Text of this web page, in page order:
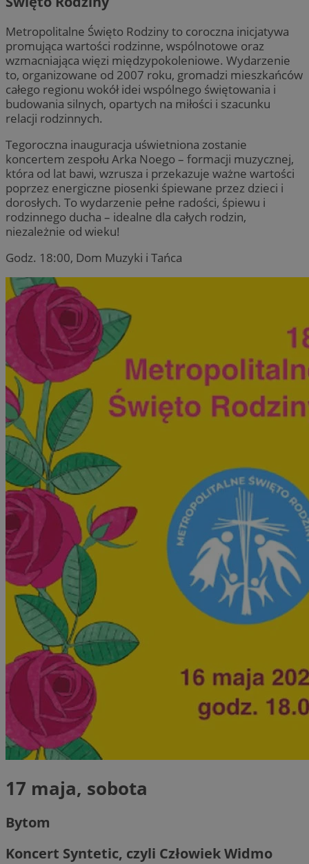
Metropolitalne Święto Rodziny to coroczna inicjatywa
promująca wartości rodzinne, wspólnotowe oraz
wzmacniająca więzi międzypokoleniowe. Wydarzenie
to, organizowane od 2007 roku, gromadzi mieszkańców
całego regionu wokół idei wspólnego świętowania i
budowania silnych, opartych na miłości i szacunku
relacji rodzinnych.
Tegoroczna inauguracja uświetniona zostanie
koncertem zespołu Arka Noego – formacji muzycznej,
która od lat bawi, wzrusza i przekazuje ważne wartości
poprzez energiczne piosenki śpiewane przez dzieci i
dorosłych. To wydarzenie pełne radości, śpiewu i
rodzinnego ducha – idealne dla całych rodzin,
niezależnie od wieku!
Godz. 18:00, Dom Muzyki i Tańca
17 maja, sobota
Bytom
Koncert Syntetic, czyli Człowiek Widmo